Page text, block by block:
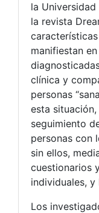
la
la revista
manifiestan
clínica y
personas
esta
seguimiento
personas con
sin ellos,
cuestionarios
individuales,
Los